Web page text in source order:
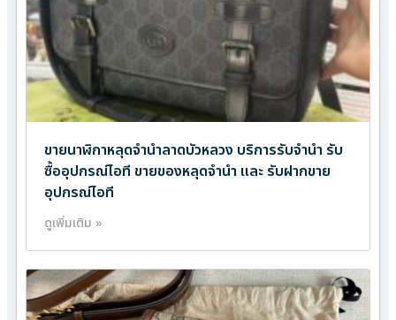
ขายนาฬิกาหลุดจำนำลาดบัวหลวง บริการรับจำนำ รับ
ซื้ออุปกรณ์ไอที ขายของหลุดจำนำ และ รับฝากขาย
อุปกรณ์ไอที
ดูเพิ่มเติม »